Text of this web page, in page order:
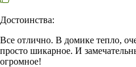
Достоинства:
Все отлично. В домике тепло,
просто шикарное. И
огромное!